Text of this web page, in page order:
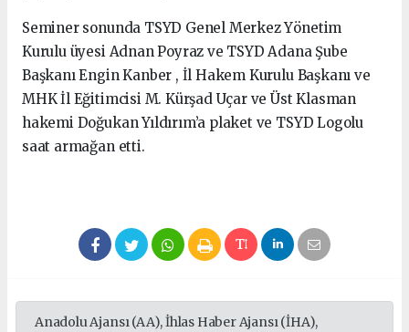
Seminer sonunda TSYD Genel Merkez Yönetim
Kurulu üyesi Adnan Poyraz ve TSYD Adana Şube
Başkanı Engin Kanber , İl Hakem Kurulu Başkanı ve
MHK İl Eğitimcisi M. Kürşad Uçar ve Üst Klasman
hakemi Doğukan Yıldırım’a plaket ve TSYD Logolu
saat armağan etti.
Anadolu Ajansı (AA), İhlas Haber Ajansı (İHA),